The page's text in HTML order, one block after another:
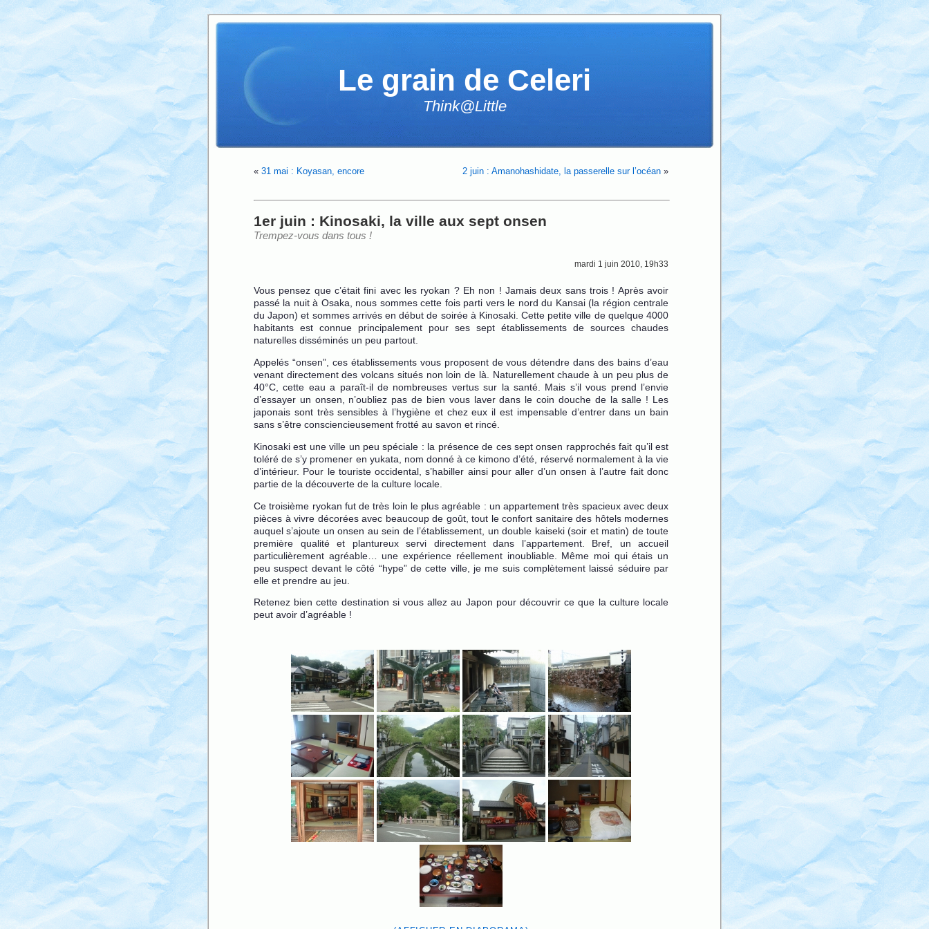
Le grain de Celeri
Think@Little
« 31 mai : Koyasan, encore 2 juin : Amanohashidate, la passerelle sur l’océan »
1er juin : Kinosaki, la ville aux sept onsen
Trempez-vous dans tous !
mardi 1 juin 2010, 19h33
Vous pensez que c’était fini avec les ryokan ? Eh non ! Jamais deux sans trois ! Après avoir
passé la nuit à Osaka, nous sommes cette fois parti vers le nord du Kansai (la région centrale
du Japon) et sommes arrivés en début de soirée à Kinosaki. Cette petite ville de quelque 4000
habitants est connue principalement pour ses sept établissements de sources chaudes
naturelles disséminés un peu partout.
Appelés “onsen”, ces établissements vous proposent de vous détendre dans des bains d’eau
venant directement des volcans situés non loin de là. Naturellement chaude à un peu plus de
40°C, cette eau a paraît-il de nombreuses vertus sur la santé. Mais s’il vous prend l’envie
d’essayer un onsen, n’oubliez pas de bien vous laver dans le coin douche de la salle ! Les
japonais sont très sensibles à l’hygiène et chez eux il est impensable d’entrer dans un bain
sans s’être consciencieusement frotté au savon et rincé.
Kinosaki est une ville un peu spéciale : la présence de ces sept onsen rapprochés fait qu’il est
toléré de s’y promener en yukata, nom donné à ce kimono d’été, réservé normalement à la vie
d’intérieur. Pour le touriste occidental, s’habiller ainsi pour aller d’un onsen à l’autre fait donc
partie de la découverte de la culture locale.
Ce troisième ryokan fut de très loin le plus agréable : un appartement très spacieux avec deux
pièces à vivre décorées avec beaucoup de goût, tout le confort sanitaire des hôtels modernes
auquel s’ajoute un onsen au sein de l’établissement, un double kaiseki (soir et matin) de toute
première qualité et plantureux servi directement dans l’appartement. Bref, un accueil
particulièrement agréable… une expérience réellement inoubliable. Même moi qui étais un
peu suspect devant le côté “hype” de cette ville, je me suis complètement laissé séduire par
elle et prendre au jeu.
Retenez bien cette destination si vous allez au Japon pour découvrir ce que la culture locale
peut avoir d’agréable !